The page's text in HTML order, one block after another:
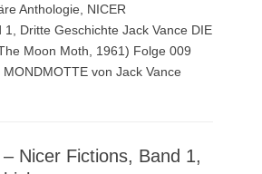
Anthologie, NICER
1, Dritte Geschichte Jack Vance DIE
Moon Moth, 1961) Folge 009
von Jack Vance
Nicer Fictions, Band 1,